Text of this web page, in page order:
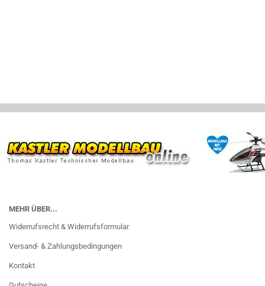
MEHR ÜBER...
Widerrufsrecht & Widerrufsformular
Versand- & Zahlungsbedingungen
Kontakt